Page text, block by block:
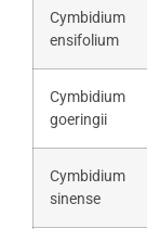
Cymbidium
ensifolium
Cymbidium
goeringii
Cymbidium
sinense